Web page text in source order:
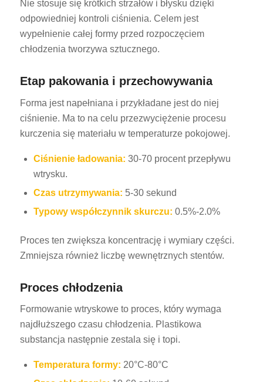
Nie stosuje się krótkich strzałów i błysku dzięki
odpowiedniej kontroli ciśnienia. Celem jest
wypełnienie całej formy przed rozpoczęciem
chłodzenia tworzywa sztucznego.
Etap pakowania i przechowywania
Forma jest napełniana i przykładane jest do niej
ciśnienie. Ma to na celu przezwyciężenie procesu
kurczenia się materiału w temperaturze pokojowej.
Ciśnienie ładowania: 30-70 procent przepływu
wtrysku.
Czas utrzymywania: 5-30 sekund
Typowy współczynnik skurczu: 0.5%-2.0%
Proces ten zwiększa koncentrację i wymiary części.
Zmniejsza również liczbę wewnętrznych stentów.
Proces chłodzenia
Formowanie wtryskowe to proces, który wymaga
najdłuższego czasu chłodzenia. Plastikowa
substancja następnie zestala się i topi.
Temperatura formy: 20°C-80°C